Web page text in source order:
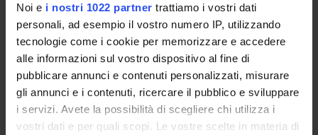
Noi e i nostri 1022 partner trattiamo i vostri dati
personali, ad esempio il vostro numero IP, utilizzando
tecnologie come i cookie per memorizzare e accedere
alle informazioni sul vostro dispositivo al fine di
pubblicare annunci e contenuti personalizzati, misurare
gli annunci e i contenuti, ricercare il pubblico e sviluppare
i servizi. Avete la possibilità di scegliere chi utilizza i
vostri dati e per quali scopi. Le vostre scelte in materia di
DEPARTMENT ADMINISTRATION OFFICES
STUDENT ADMINISTRATION OFFICES
DEPARTMENT FACILITIES
RESEARCH LABORATORIES